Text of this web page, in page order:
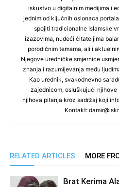
iskustvo u digitalnim medijima i
jednim od ključnih oslonaca
spojiti tradicionalne islamske
izazovima, nudeći čitateljima
porodičnim temama, ali i
Njegove uredničke smjernice
znanja i razumijevanja među
Kao urednik, svakodnevno
zajednicom, osluškujući
njihova pitanja kroz sadržaj koji
Kontakt:
RELATED ARTICLES MORE
Brat Kerima